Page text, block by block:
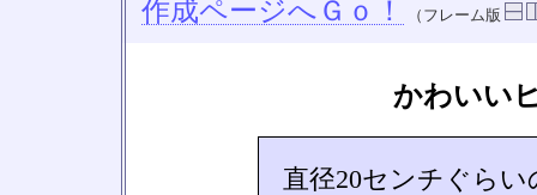
作成ページへＧｏ！ （フレーム版
かわいい
直径20センチぐら